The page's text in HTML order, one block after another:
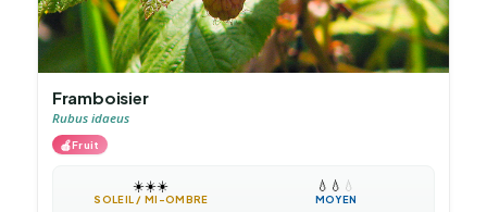
Framboisier
Rubus idaeus
🍎Fruit
☀️☀️☀️
SOLEIL / MI-OMBRE
💧 💧 💧
MOYEN